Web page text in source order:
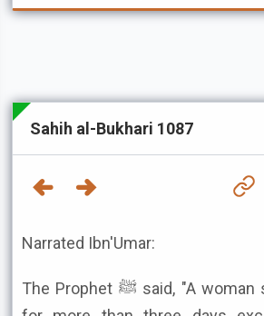
Sahih al-Bukhari 1087
Narrated Ibn'Umar:
The Prophet ﷺ said, "A woman should not travel